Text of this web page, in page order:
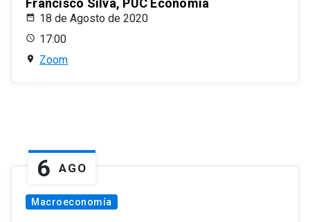
Francisco Silva, PUC Economía
18 de Agosto de 2020
17:00
Zoom
6 AGO
Macroeconomía